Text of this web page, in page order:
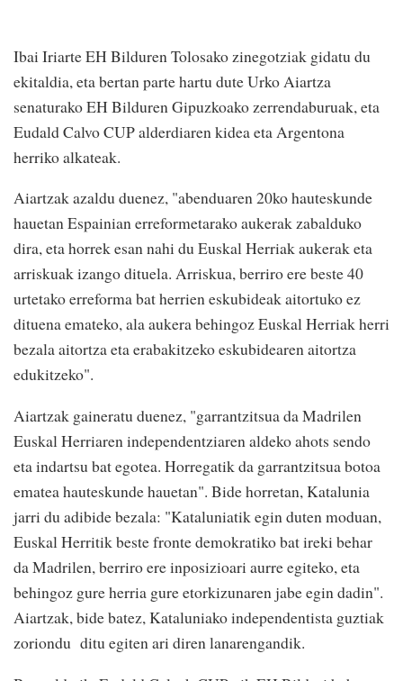
Ibai Iriarte EH Bilduren Tolosako zinegotziak gidatu du
ekitaldia, eta bertan parte hartu dute Urko Aiartza
senaturako EH Bilduren Gipuzkoako zerrendaburuak, eta
Eudald Calvo CUP alderdiaren kidea eta Argentona
herriko alkateak.
Aiartzak azaldu duenez, "abenduaren 20ko hauteskunde
hauetan Espainian erreformetarako aukerak zabalduko
dira, eta horrek esan nahi du Euskal Herriak aukerak eta
arriskuak izango dituela. Arriskua, berriro ere beste 40
urtetako erreforma bat herrien eskubideak aitortuko ez
dituena emateko, ala aukera behingoz Euskal Herriak herri
bezala aitortza eta erabakitzeko eskubidearen aitortza
edukitzeko".
Aiartzak gaineratu duenez, "garrantzitsua da Madrilen
Euskal Herriaren independentziaren aldeko ahots sendo
eta indartsu bat egotea. Horregatik da garrantzitsua botoa
ematea hauteskunde hauetan". Bide horretan, Katalunia
jarri du adibide bezala: "Kataluniatik egin duten moduan,
Euskal Herritik beste fronte demokratiko bat ireki behar
da Madrilen, berriro ere inposizioari aurre egiteko, eta
behingoz gure herria gure etorkizunaren jabe egin dadin".
Aiartzak, bide batez, Kataluniako independentista guztiak
zoriondu ditu egiten ari diren lanarengandik.